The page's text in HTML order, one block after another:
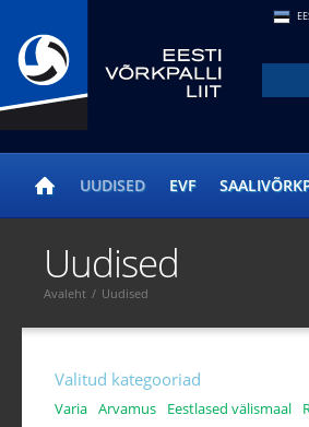
UUDISED EVF
Valitud kategooriad
Varia Arvamus Eestlased välismaal
Uudised
Avaleht / Uudised